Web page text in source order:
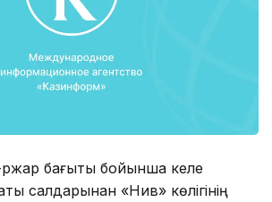
бағыты бойынша келе
салдарынан «Нив» көлігінің